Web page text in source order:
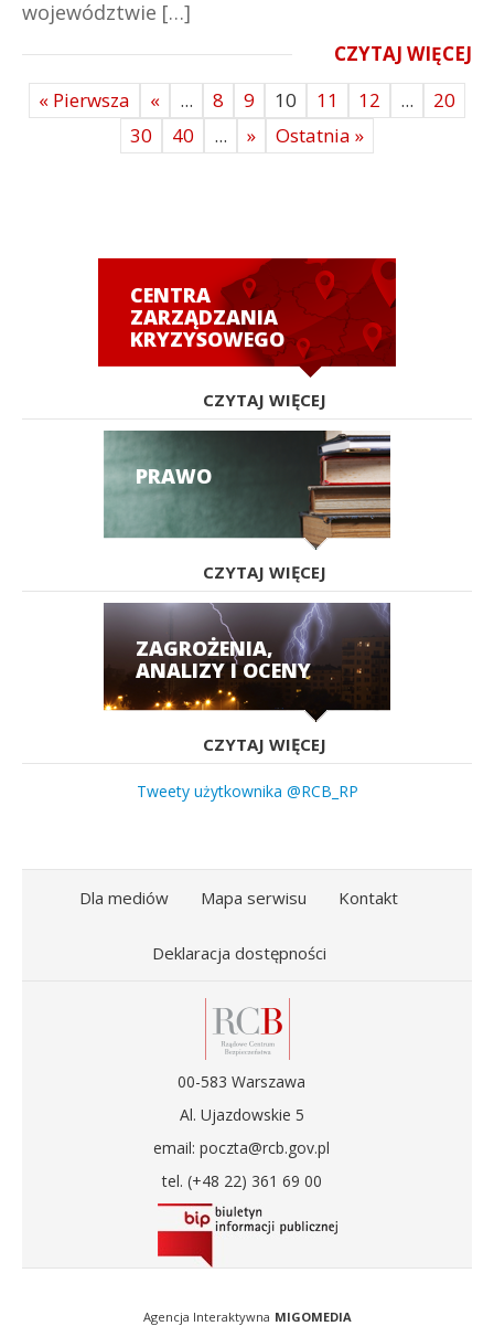
województwie […]
CZYTAJ WIĘCEJ
« Pierwsza
« ... 8 9 10 11 12 ...
20
30
40 ... » Ostatnia »
CENTRA
ZARZĄDZANIA
KRYZYSOWEGO
CZYTAJ WIĘCEJ
PRAWO
CZYTAJ WIĘCEJ
ZAGROŻENIA,
ANALIZY I OCENY
CZYTAJ WIĘCEJ
Tweety użytkownika @RCB_RP
Dla mediów Mapa serwisu Kontakt
Deklaracja dostępności
00-583 Warszawa
Al. Ujazdowskie 5
email: poczta@rcb.gov.pl
tel. (+48 22) 361 69 00
Agencja Interaktywna MIGOMEDIA